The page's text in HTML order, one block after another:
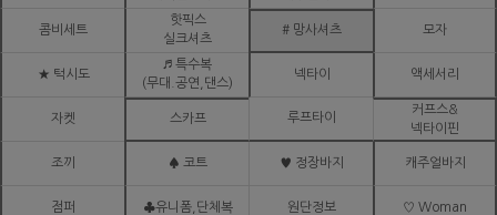
콤비세트
핫픽스
실크셔츠
# 망사셔츠 모자
★ 턱시도
♬ 특수복
(무대.공연,댄스)
넥타이 액세서리
자켓 스카프 루프타이
커프스&
넥타이핀
조끼 ♠ 코트 ♥ 정장바지 캐주얼바지
점퍼 ♣유니폼,단체복 원단정보 ♡ Woman